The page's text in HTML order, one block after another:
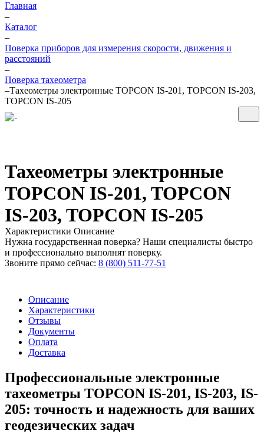
Главная
–
Каталог
–
Поверка приборов для измерения скорости, движения и
расстояний
–
Поверка тахеометра
–Тахеометры электронные TOPCON IS-201, TOPCON IS-203,
TOPCON IS-205
Тахеометры электронные
TOPCON IS-201, TOPCON
IS-203, TOPCON IS-205
Характеристики Описание
Нужна государственная поверка? Наши специалисты быстро
и профессионально выполнят поверку.
Звоните прямо сейчас: 8 (800) 511-77-51
Описание
Характеристики
Отзывы
Документы
Оплата
Доставка
Профессиональные электронные
тахеометры TOPCON IS-201, IS-203, IS-
205: точность и надежность для ваших
геодезических задач